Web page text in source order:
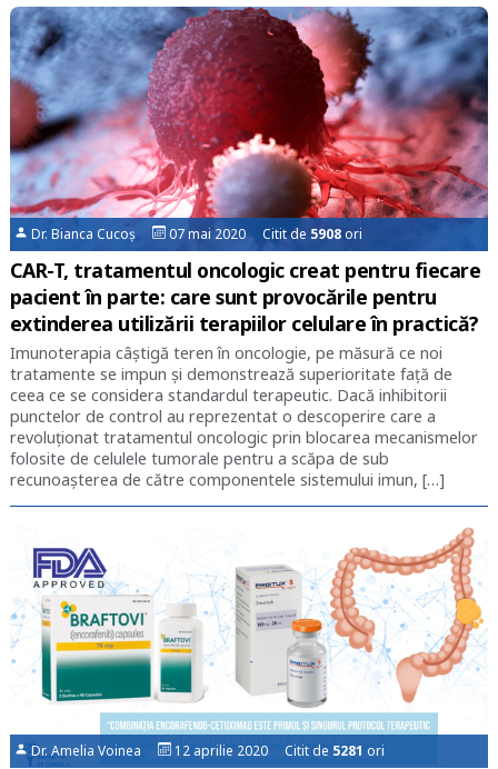
Dr. Bianca Cucoș 07 mai 2020 Citit de 5908ori
CAR-T, tratamentul oncologic creat pentru fiecare
pacient în parte: care sunt provocările pentru
extinderea utilizării terapiilor celulare în practică?
Imunoterapia câștigă teren în oncologie, pe măsură ce noi
tratamente se impun și demonstrează superioritate față de
ceea ce se considera standardul terapeutic. Dacă inhibitorii
punctelor de control au reprezentat o descoperire care a
revoluționat tratamentul oncologic prin blocarea mecanismelor
folosite de celulele tumorale pentru a scăpa de sub
recunoașterea de către componentele sistemului imun, […]
Dr. Amelia Voinea 12 aprilie 2020 Citit de 5281 ori